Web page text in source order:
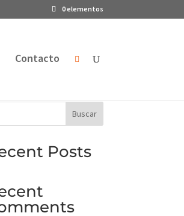
0 elementos
Contacto 
Buscar
Posts